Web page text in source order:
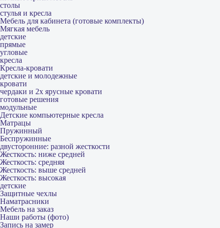
столы
стулья и кресла
Мебель для кабинета (готовые комплекты)
Мягкая мебель
детские
прямые
угловые
кресла
Кресла-кровати
детские и молодежные
кровати
чердаки и 2х ярусные кровати
готовые решения
модульные
Детские компьютерные кресла
Матрацы
Пружинный
Беспружинные
двусторонние: разной жесткости
Жесткость: ниже средней
Жесткость: средняя
Жесткость: выше средней
Жесткость: высокая
детские
Защитные чехлы
Наматрасники
Мебель на заказ
Наши работы (фото)
Запись на замер